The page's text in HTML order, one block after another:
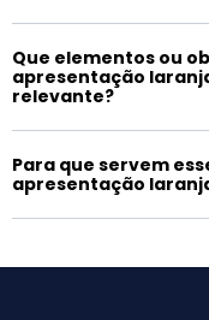
Que elementos ou
apresentação
relevante?
Para que servem
apresentação